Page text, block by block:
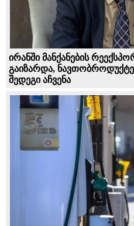
ირანში მანქანების
გაიზარდა,
შედეგი აჩვენა